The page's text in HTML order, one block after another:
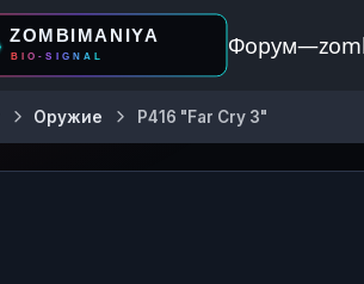
Оружие P416 "Far Cry 3"